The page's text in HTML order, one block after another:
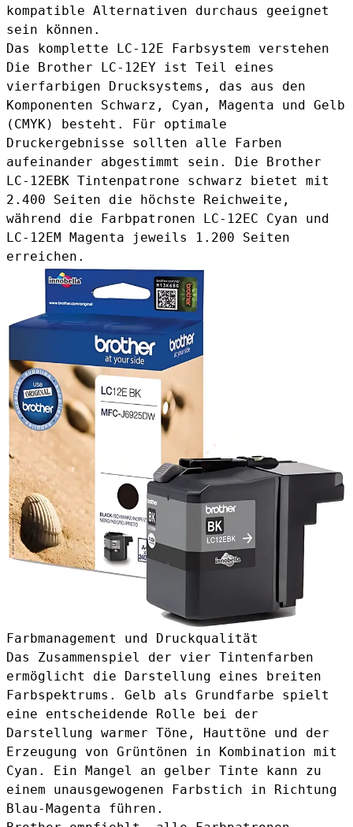
kompatible Alternativen durchaus geeignet
sein können.
Das komplette LC-12E Farbsystem verstehen
Die Brother LC-12EY ist Teil eines
vierfarbigen Drucksystems, das aus den
Komponenten Schwarz, Cyan, Magenta und Gelb
(CMYK) besteht. Für optimale
Druckergebnisse sollten alle Farben
aufeinander abgestimmt sein. Die Brother
LC-12EBK Tintenpatrone schwarz bietet mit
2.400 Seiten die höchste Reichweite,
während die Farbpatronen LC-12EC Cyan und
LC-12EM Magenta jeweils 1.200 Seiten
erreichen.
Farbmanagement und Druckqualität
Das Zusammenspiel der vier Tintenfarben
ermöglicht die Darstellung eines breiten
Farbspektrums. Gelb als Grundfarbe spielt
eine entscheidende Rolle bei der
Darstellung warmer Töne, Hauttöne und der
Erzeugung von Grüntönen in Kombination mit
Cyan. Ein Mangel an gelber Tinte kann zu
einem unausgewogenen Farbstich in Richtung
Blau-Magenta führen.